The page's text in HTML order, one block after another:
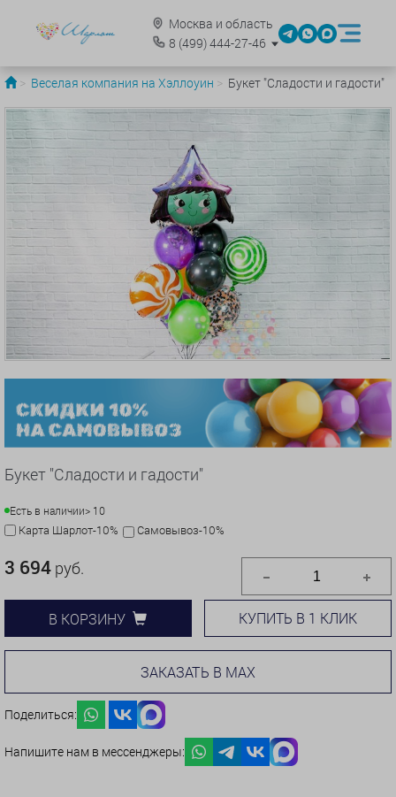
Москва и область
8 (499)444-27-46
Веселая компания на Хэллоуин Букет "Сладости и гадости"
Букет "Сладости и гадости"
Есть в наличии> 10
Карта Шарлот-10% Самовывоз-10%
3 694 руб.
В КОРЗИНУ КУПИТЬ В 1 КЛИК
ЗАКАЗАТЬ В MAX
Поделиться:
Напишите нам в мессенджеры: